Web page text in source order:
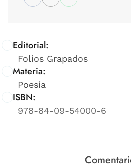
Editorial:
Folios Grapados
Materia:
Poesía
ISBN:
978-84-09-54000-6